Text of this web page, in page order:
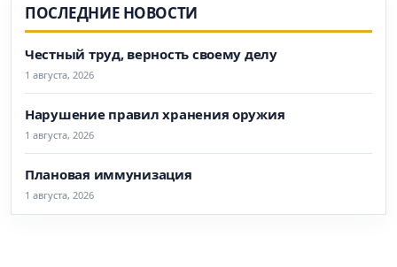
ПОСЛЕДНИЕ НОВОСТИ
Честный труд, верность своему делу
1 августа, 2026
Нарушение правил хранения оружия
1 августа, 2026
Плановая иммунизация
1 августа, 2026